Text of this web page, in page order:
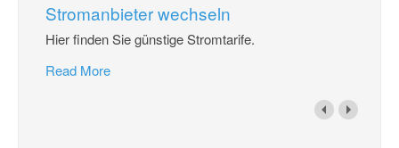
Stromanbieter wechseln
Hier finden Sie günstige Stromtarife.
Read More